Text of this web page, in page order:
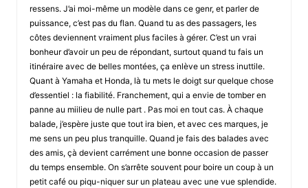
ressens. J’ai moi-même un modèle dans ce genr, et parler de
puissance, c’est pas du flan. Quand tu as des passagers, les
côtes deviennent vraiment plus faciles à gérer. C’est un vrai
bonheur d’avoir un peu de répondant, surtout quand tu fais un
itinéraire avec de belles montées, ça enlève un stress inuttile.
Quant à Yamaha et Honda, là tu mets le doigt sur quelque chose
d’essentiel : la fiabilité. Franchement, qui a envie de tomber en
panne au miilieu de nulle part . Pas moi en tout cas. À chaque
balade, j’espère juste que tout ira bien, et avec ces marques, je
me sens un peu plus tranquille. Quand je fais des balades avec
des amis, çà devient carrément une bonne occasion de passer
du temps ensemble. On s’arrête souvent pour boire un coup à un
petit café ou piqu-niquer sur un plateau avec une vue splendide.